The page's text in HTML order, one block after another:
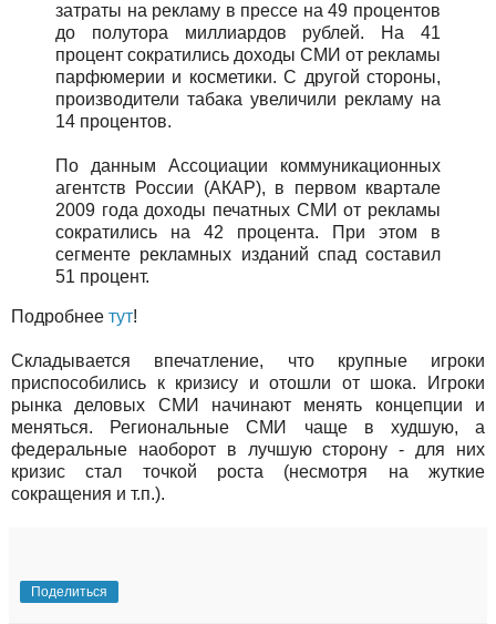
затраты на рекламу в прессе на 49 процентов
до полутора миллиардов рублей. На 41
процент сократились доходы СМИ от рекламы
парфюмерии и косметики. С другой стороны,
производители табака увеличили рекламу на
14 процентов.
По данным Ассоциации коммуникационных
агентств России (АКАР), в первом квартале
2009 года доходы печатных СМИ от рекламы
сократились на 42 процента. При этом в
сегменте рекламных изданий спад составил
51 процент.
Подробнее тут!
Складывается впечатление, что крупные игроки
приспособились к кризису и отошли от шока. Игроки
рынка деловых СМИ начинают менять концепции и
меняться. Региональные СМИ чаще в худшую, а
федеральные наоборот в лучшую сторону - для них
кризис стал точкой роста (несмотря на жуткие
сокращения и т.п.).
Поделиться